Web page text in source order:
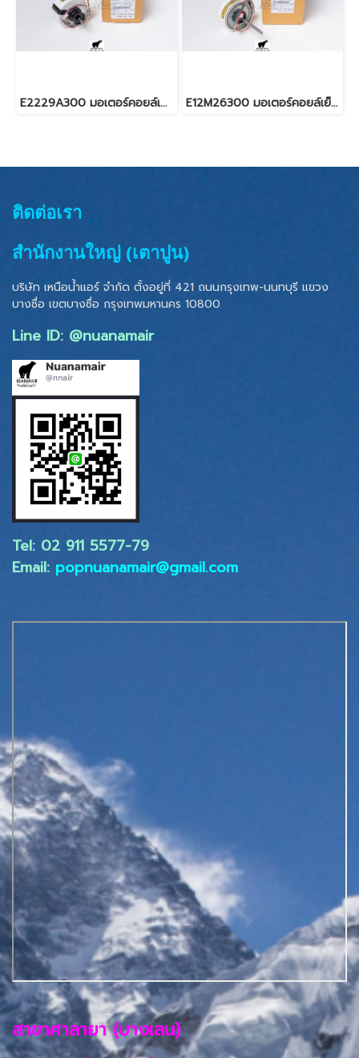
E2229A300 มอเตอร์คอยล์เย็น สำหรับแอร์มิตซู รุ่น MS-JR13,MSZ-GR22,35 E12M26300 มอเตอร์คอยล์เย็น สำหรับแอร์มิตซู รุ่น MS-GS18, MS-GS24, MSY-GP24
ติดต่อเรา
สำนักงานใหญ่ (เตาปูน)
บริษัท เหนือน้ำแอร์ จำกัด ตั้งอยู่ที่ 421 ถนนกรุงเทพ-นนทบุรี แขวง
บางซื่อ เขตบางซื่อ กรุงเทพมหานคร 10800
Line ID: @nuanamair
Tel: 02 ​911 5577-79
Email: popnuanamair@gmail.com
สาขาศาลายา (บางเลน)